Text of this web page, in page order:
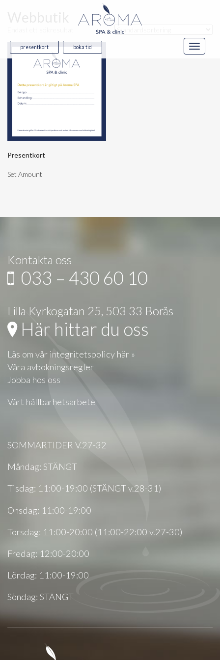
presentkort boka tid
Presentkort
Set Amount
Kontakta oss
033 – 430 60 10
Lilla Kyrkogatan 25, 503 33 Borås
Här hittar du oss
Läs om vår integritetspolicy här »
Våra avbokningsregler
Jobba hos oss
Vårt hållbarhetsarbete
SOMMARTIDER V.27-32
Måndag: STÄNGT
Tisdag: 11:00-19:00 (STÄNGT v.28-31)
Onsdag: 11:00-19:00
Torsdag: 11:00-20:00 (11:00-22:00 v.27-30)
Fredag: 12:00-20:00
Lördag: 11:00-19:00
Söndag: STÄNGT